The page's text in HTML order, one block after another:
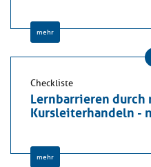
mehr
Checkliste
Lernbarrieren durch
Kursleiterhandeln -
mehr